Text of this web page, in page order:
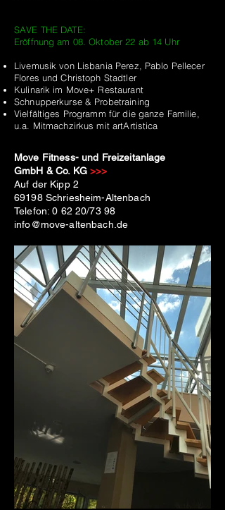
SAVE THE DATE:
Eröffnung am 08. Oktober 22 ab 14 Uhr
Livemusik von Lisbania Perez, Pablo Pellecer
Flores und Christoph Stadtler
Kulinarik im Move+ Restaurant
Schnupperkurse & Probetraining
Vielfältiges Programm für die ganze Familie,
u.a. Mitmachzirkus mit artArtistica
Move Fitness- und Freizeitanlage
GmbH & Co. KG >>>
Auf der Kipp 2
69198 Schriesheim-Altenbach
Telefon: 0 62 20/73 98
info@move-altenbach.de